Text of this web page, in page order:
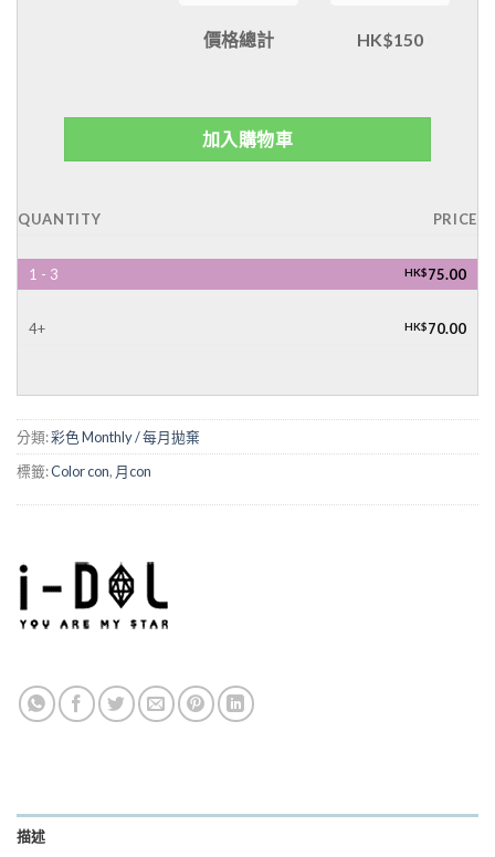
價格總計 HK$150
加入購物車
QUANTITY PRICE
1 - 3 HK$75.00
4+ HK$70.00
分類:彩色 Monthly / 每月拋棄
標籤:Color con, 月con
描述